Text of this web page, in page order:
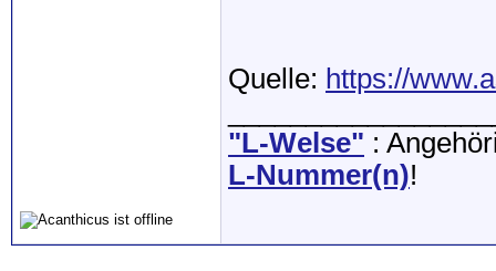
Quelle: https://
"L-Welse" :
L-Nummer(n)!